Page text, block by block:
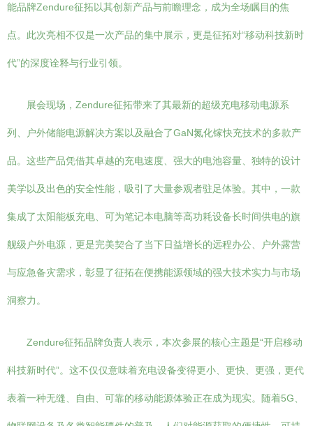
能品牌Zendure征拓以其创新产品与前瞻理念，成为全场瞩目的焦
点。此次亮相不仅是一次产品的集中展示，更是征拓对“移动科技新时
代”的深度诠释与行业引领。
展会现场，Zendure征拓带来了其最新的超级充电移动电源系
列、户外储能电源解决方案以及融合了GaN氮化镓快充技术的多款产
品。这些产品凭借其卓越的充电速度、强大的电池容量、独特的设计
美学以及出色的安全性能，吸引了大量参观者驻足体验。其中，一款
集成了太阳能板充电、可为笔记本电脑等高功耗设备长时间供电的旗
舰级户外电源，更是完美契合了当下日益增长的远程办公、户外露营
与应急备灾需求，彰显了征拓在便携能源领域的强大技术实力与市场
洞察力。
Zendure征拓品牌负责人表示，本次参展的核心主题是“开启移动
科技新时代”。这不仅仅意味着充电设备变得更小、更快、更强，更代
表着一种无缝、自由、可靠的移动能源体验正在成为现实。随着5G、